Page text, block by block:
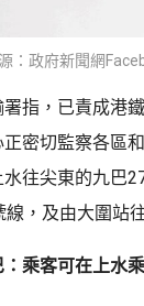
：政府新聞網
署指，已責成港
正密切監察各區
水往尖東的九巴
線，及由大圍站
：乘客可在上水